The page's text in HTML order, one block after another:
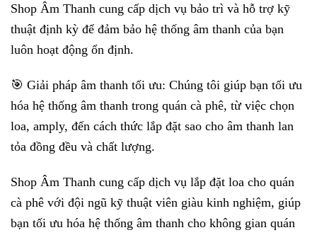
Shop Âm Thanh cung cấp dịch vụ bảo trì và hỗ trợ kỹ
thuật định kỳ để đảm bảo hệ thống âm thanh của bạn
luôn hoạt động ổn định.
🎯 Giải pháp âm thanh tối ưu: Chúng tôi giúp bạn tối ưu
hóa hệ thống âm thanh trong quán cà phê, từ việc chọn
loa, amply, đến cách thức lắp đặt sao cho âm thanh lan
tỏa đồng đều và chất lượng.
Shop Âm Thanh cung cấp dịch vụ lắp đặt loa cho quán
cà phê với đội ngũ kỹ thuật viên giàu kinh nghiệm, giúp
bạn tối ưu hóa hệ thống âm thanh cho không gian quán